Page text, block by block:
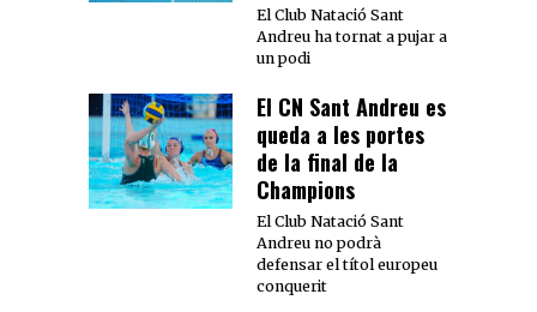
El Club Natació Sant
Andreu ha tornat a pujar a
un podi
El CN Sant Andreu es
queda a les portes
de la final de la
Champions
El Club Natació Sant
Andreu no podrà
defensar el títol europeu
conquerit